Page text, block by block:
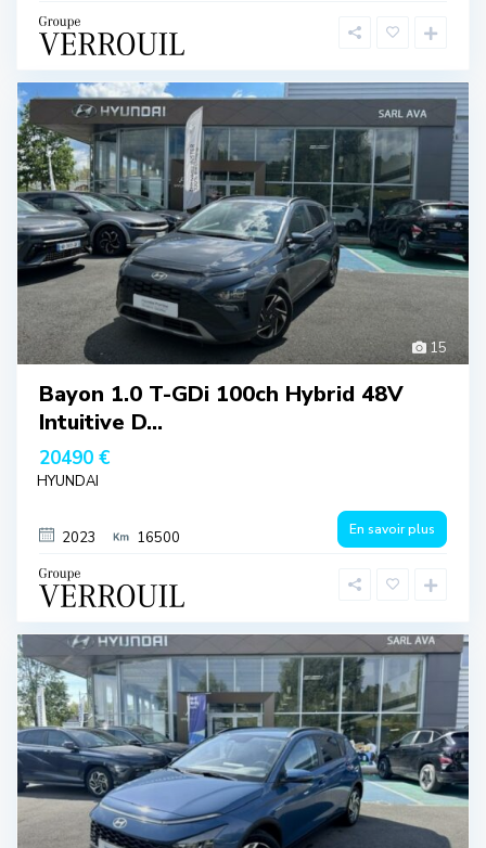
15
Bayon 1.0 T-GDi 100ch Hybrid 48V
Intuitive D...
20490 €
HYUNDAI
2023 16500 En savoir plus